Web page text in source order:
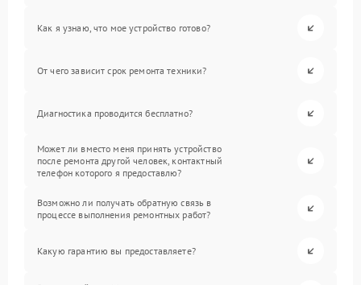
Как я узнаю, что мое устройство готово?
От чего зависит срок ремонта техники?
Диагностика проводится бесплатно?
Может ли вместо меня принять устройство
после ремонта другой человек, контактный
телефон которого я предоставлю?
Возможно ли получать обратную связь в
процессе выполнения ремонтных работ?
Какую гарантию вы предоставляете?